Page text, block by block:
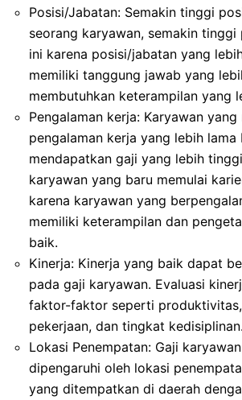
Posisi/Jabatan: Semakin tinggi
seorang karyawan, semakin tinggi
ini karena posisi/jabatan yang
memiliki tanggung jawab yang
membutuhkan keterampilan yang
Pengalaman kerja: Karyawan yang
pengalaman kerja yang lebih lama
mendapatkan gaji yang lebih
karyawan yang baru memulai
karena karyawan yang
memiliki keterampilan dan
baik.
Kinerja: Kinerja yang baik dapat
pada gaji karyawan. Evaluasi
faktor-faktor seperti
pekerjaan, dan tingkat kedisiplinan.
Lokasi Penempatan: Gaji
dipengaruhi oleh lokasi
yang ditempatkan di daerah